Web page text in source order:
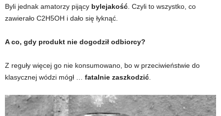
Byli jednak amatorzy pijący bylejakość . Czyli to wszystko, co
zawierało C2H5OH i dało się łyknąć.
A co, gdy produkt nie dogodził odbiorcy?
Z reguły więcej go nie konsumowano, bo w przeciwieństwie do
klasycznej wódzi mógł … fatalnie zaszkodzić